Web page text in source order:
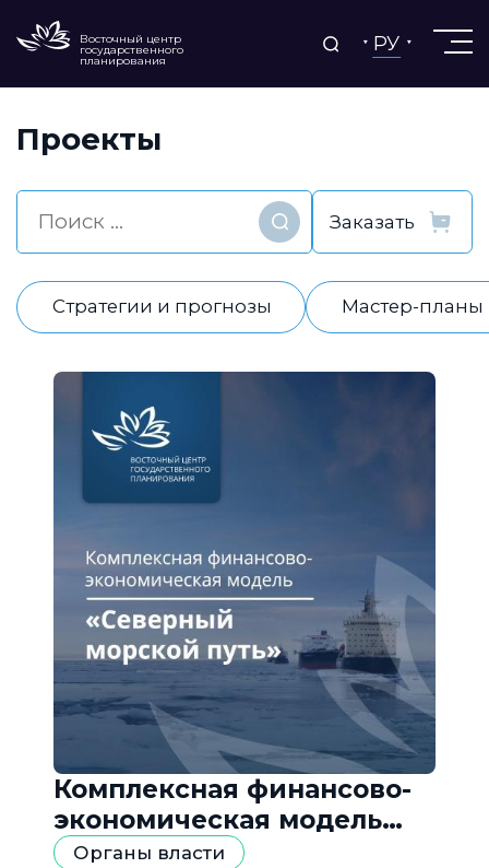
Восточный центр
государственного
планирования
РУ
Проекты
Найти
Стратегии и прогнозы Мастер-планы
Комплексная финансово-
экономическая модель
«Северный морской путь»
Органы власти